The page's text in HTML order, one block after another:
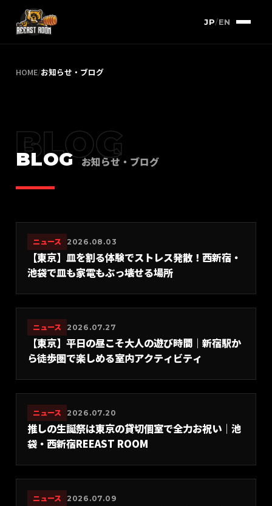
JP/EN
HOME/お知らせ・ブログ
BLOG
BLOG お知らせ・ブログ
ニュース 2026.08.03
【東京】皿を割る体験でストレス発散！西新宿・
池袋で皿も家電もぶっ壊せる場所
ニュース 2026.07.27
【東京】平日の昼こそ大人の遊び時間｜新宿駅か
ら徒歩圏で楽しめる室内アクティビティ
ニュース 2026.07.20
推しの生誕祭は東京の貸切個室で全力お祝い｜池
袋・西新宿REEAST ROOM
ニュース 2026.07.09